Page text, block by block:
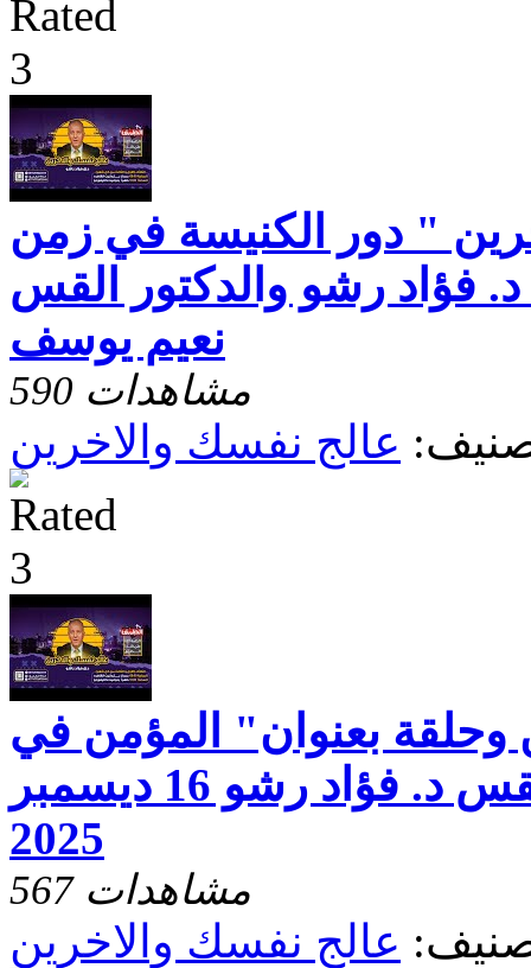
" دور الكنيسة في زمن
فؤاد رشو والدكتور القس
نعيم يوسف
590 مشاهدات
عالج نفسك والاخرين
وحلقة بعنوان" المؤمن في
اوربا الغربية " مع القس د. فؤاد رشو 16 ديسمبر
2025
567 مشاهدات
عالج نفسك والاخرين